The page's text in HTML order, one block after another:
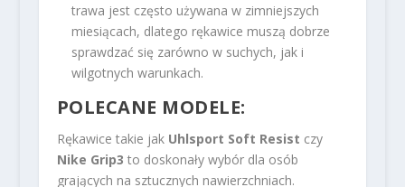
trawa jest często używana w zimniejszych
miesiącach, dlatego rękawice muszą dobrze
sprawdzać się zarówno w suchych, jak i
wilgotnych warunkach.
POLECANE MODELE:
Rękawice takie jak Uhlsport Soft Resist czy
Nike Grip3 to doskonały wybór dla osób
grających na sztucznych nawierzchniach.